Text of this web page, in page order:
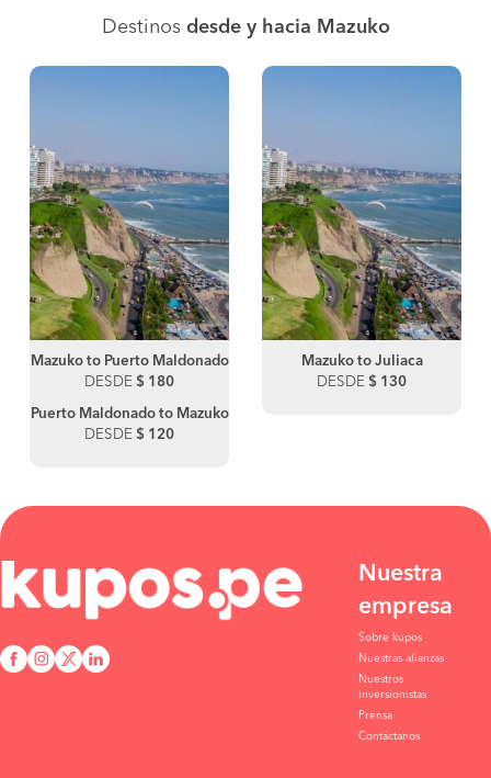
Destinos desde y hacia Mazuko
Mazuko to Puerto Maldonado
DESDE $ 180
Puerto Maldonado to Mazuko
DESDE $ 120
Mazuko to Juliaca
DESDE $ 130
Nuestra
empresa
Sobre kupos
Nuestras alianzas
Nuestros
inversionistas
Prensa
Contáctanos